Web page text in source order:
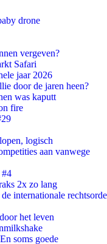
drone
vergeven?
Safari
jaar 2026
door de jaren heen?
was kaputt
fire
logisch
aan vanwege
2x zo lang
internationale rechtsorde
het leven
soms goede